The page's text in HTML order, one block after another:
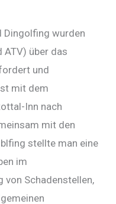
Dingolfing wurden
ATV) über das
und
mit dem
Inn nach
mit den
stellte man eine
im
von Schadenstellen,